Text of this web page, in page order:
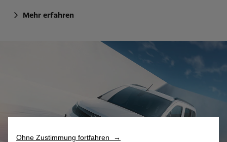
Mehr erfahren
Ohne Zustimmung fortfahren →